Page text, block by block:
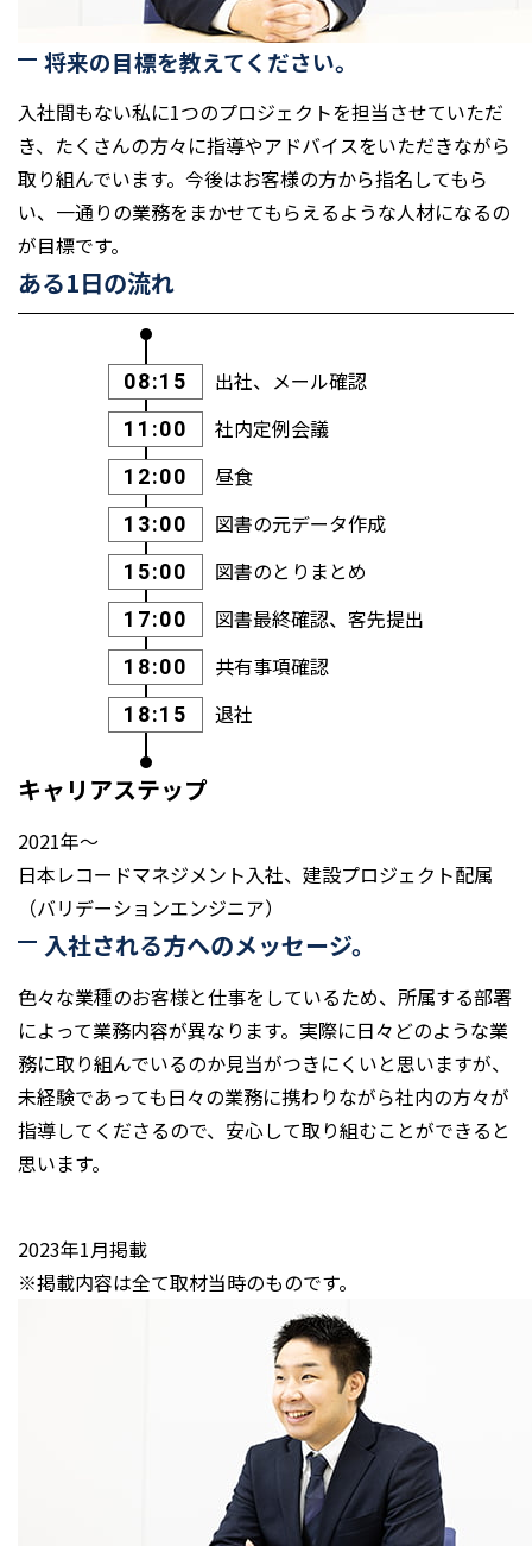
将来の目標を教えてください。
入社間もない私に1つのプロジェクトを担当させていただ
き、たくさんの方々に指導やアドバイスをいただきながら
取り組んでいます。今後はお客様の方から指名してもら
い、一通りの業務をまかせてもらえるような人材になるの
が目標です。
ある1日の流れ
08:15 出社、メール確認
11:00 社内定例会議
12:00 昼食
13:00 図書の元データ作成
15:00 図書のとりまとめ
17:00 図書最終確認、客先提出
18:00 共有事項確認
18:15 退社
キャリアステップ
2021年～
日本レコードマネジメント入社、建設プロジェクト配属
（バリデーションエンジニア）
入社される方へのメッセージ。
色々な業種のお客様と仕事をしているため、所属する部署
によって業務内容が異なります。実際に日々どのような業
務に取り組んでいるのか見当がつきにくいと思いますが、
未経験であっても日々の業務に携わりながら社内の方々が
指導してくださるので、安心して取り組むことができると
思います。
2023年1月掲載
※掲載内容は全て取材当時のものです。